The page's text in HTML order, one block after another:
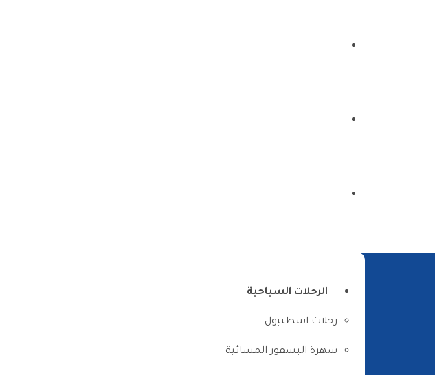
الرحلات السياحية
رحلات اسطنبول
سهرة البسفور المسائية